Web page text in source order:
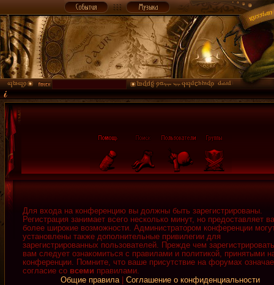
Для входа на конференцию вы должны быть зарегистрированы.
Регистрация занимает всего несколько минут, но предоставляет
более широкие возможности. Администратором конференции
установлены также дополнительные привилегии для
зарегистрированных пользователей. Прежде чем
вам следует ознакомиться с правилами и политикой, принятыми
конференции. Помните, что ваше присутствие на форумах
согласие со всеми правилами.
Общие правила| Соглашение о конфиденциальности